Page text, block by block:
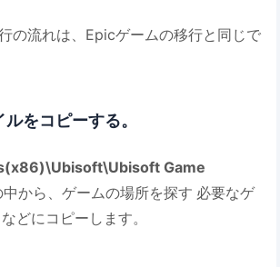
の流れは、Epicゲームの移行と同じで
をコピーする。
Game
中から、ゲームの場所を探す 必要なゲ
どにコピーします。